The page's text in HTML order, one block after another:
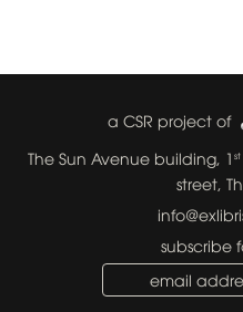
a CSR project of
The Sun Avenue building, 1 st
street,
subscribe